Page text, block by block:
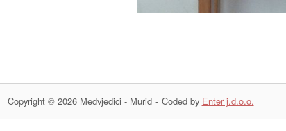
Copyright © 2026 Medvjedici - Murid Coded by Enter j.d.o.o.